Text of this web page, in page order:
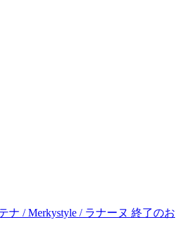
ナ / Merkystyle / ラナーヌ 終了のお